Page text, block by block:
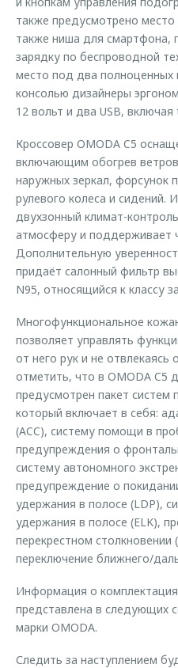
также предусмотрено
также ниша для смартфона,
зарядку по беспроводной
место под два полноценных
консолью дизайнеры
12 вольт и два USB, включая
Кроссовер OMODA C5
включающим обогрев
наружных зеркал, форсунок
рулевого колеса и сидений.
двухзонный климат-
атмосферу и поддерживает
Дополнительную
придаёт салонный фильтр
N95, относящийся к классу
Многофункциональное
позволяет управлять
от него рук и не отвлекаясь
отметить, что в OMODA C5
предусмотрен пакет
который включает в себя:
(ACC), систему помощи в
предупреждения о
систему автономного
предупреждение о
удержания в полосе (LDP),
удержания в полосе (ELK),
перекрестном столкновении
переключение ближнего/
Информация о
представлена в следующих
марки OMODA.
Следить за наступлением